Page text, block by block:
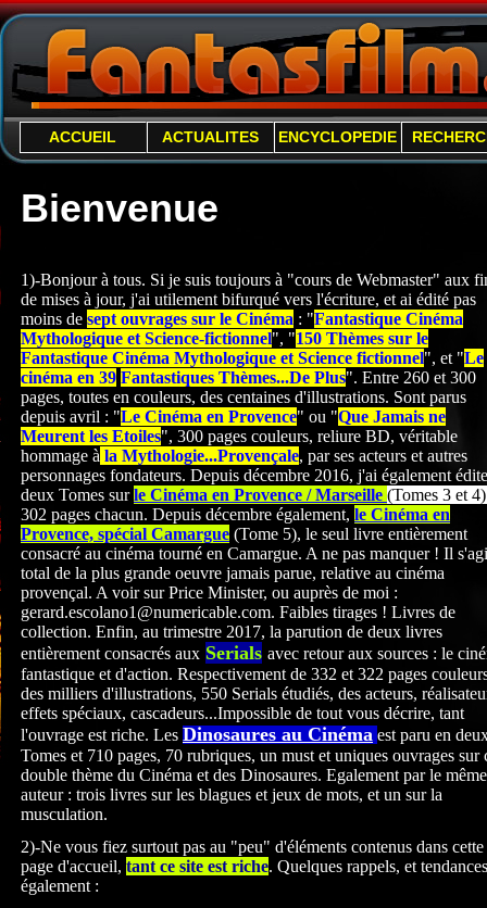
ACCUEIL ACTUALITES ENCYCLOPEDIE
Bienvenue
1)-Bonjour à tous. Si je suis toujours à "cours de Webmaster" aux
de mises à jour, j'ai utilement bifurqué vers l'écriture, et ai édité pas
moins de sept ouvrages sur le Cinéma : "Fantastique Cinéma
Mythologique et Science-fictionnel", "150 Thèmes sur le
Fantastique Cinéma Mythologique et Science fictionnel", et "Le
cinéma en 39 Fantastiques Thèmes...De Plus". Entre 260 et 300
pages, toutes en couleurs, des centaines d'illustrations. Sont parus
depuis avril : "Le Cinéma en Provence" ou "Que Jamais ne
Meurent les Etoiles", 300 pages couleurs, reliure BD, véritable
hommage à la Mythologie...Provençale, par ses acteurs et autres
personnages fondateurs. Depuis décembre 2016, j'ai également
deux Tomes surle Cinéma en Provence / Marseille (Tomes 3 et 4)
302 pages chacun. Depuis décembre également, le Cinéma en
Provence, spécial Camargue (Tome 5), le seul livre entièrement
consacré au cinéma tourné en Camargue. A ne pas manquer ! Il
total de la plus grande oeuvre jamais parue, relative au cinéma
provençal. A voir sur Price Minister, ou auprès de moi :
gerard.escolano1@numericable.com. Faibles tirages ! Livres de
collection. Enfin, au trimestre 2017, la parution de deux livres
entièrement consacrés aux Serials avec retour aux sources : le
fantastique et d'action. Respectivement de 332 et 322 pages
des milliers d'illustrations, 550 Serials étudiés, des acteurs,
effets spéciaux, cascadeurs...Impossible de tout vous décrire, tant
l'ouvrage est riche. Les Dinosaures au Cinéma est paru en
Tomes et 710 pages, 70 rubriques, un must et uniques ouvrages sur
double thème du Cinéma et des Dinosaures. Egalement par le même
auteur : trois livres sur les blagues et jeux de mots, et un sur la
musculation.
2)-Ne vous fiez surtout pas au "peu" d'éléments contenus dans cette
page d'accueil, tant ce site est riche. Quelques rappels, et tendances
également :